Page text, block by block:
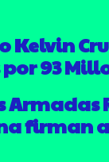
Kelvin
93
Armadas
firman